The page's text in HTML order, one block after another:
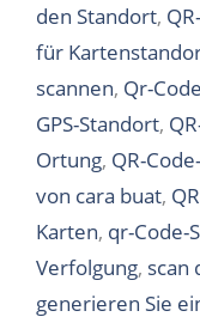
den Standort,
für
scannen, Qr-
GPS-Standort,
Ortung, QR-
von cara buat,
Karten, qr-Code-
Verfolgung, scan
generieren Sie